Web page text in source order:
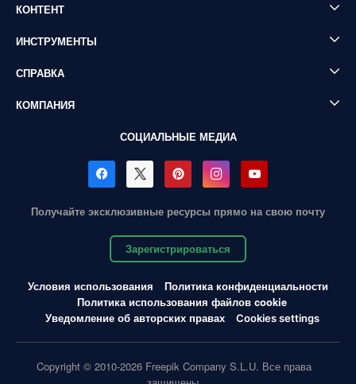
КОНТЕНТ
ИНСТРУМЕНТЫ
СПРАВКА
КОМПАНИЯ
СОЦИАЛЬНЫЕ МЕДИА
Получайте эксклюзивные ресурсы прямо на свою почту
Зарегистрироваться
Условия использования
Политика конфиденциальности
Политика использования файлов cookie
Уведомление об авторских правах
Cookies settings
Copyright © 2010-2026 Freepik Company S.L.U. Все права